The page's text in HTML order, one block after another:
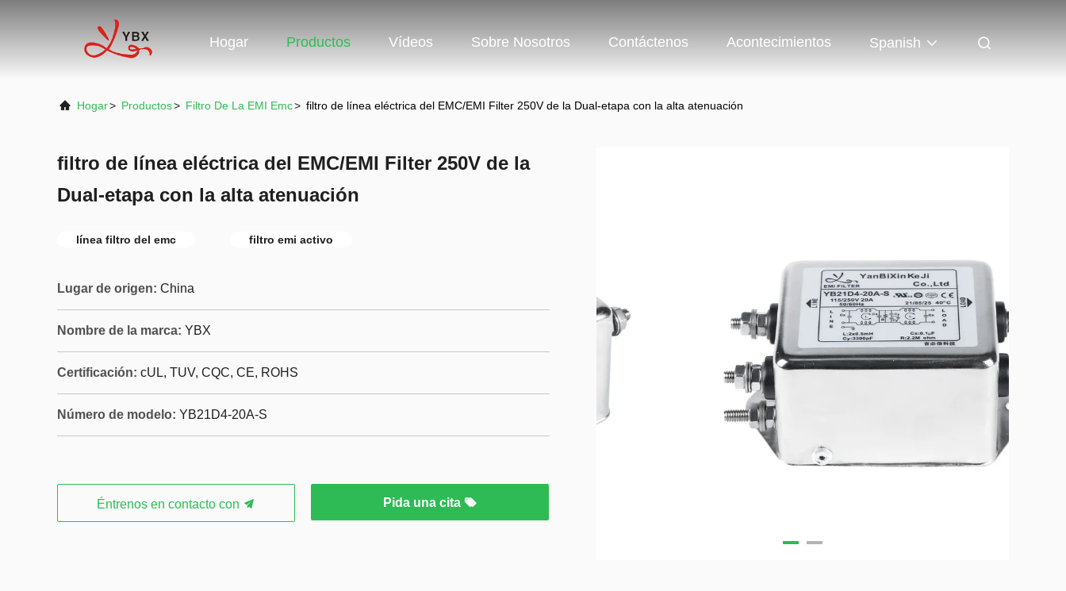
Hogar Productos Vídeos Sobre Nosotros Contáctenos Acontecimientos Spanish
Hogar> Productos> Filtro De La EMI Emc> filtro de línea eléctrica del EMC/EMI Filter 250V de la Dual-etapa con la alta atenuación
filtro de línea eléctrica del EMC/EMI Filter 250V de la
Dual-etapa con la alta atenuación
línea filtro del emc filtro emi activo
Lugar de origen: China
Nombre de la marca: YBX
Certificación: cUL, TUV, CQC, CE, ROHS
Número de modelo: YB21D4-20A-S
Éntrenos en contacto con Pida una cita